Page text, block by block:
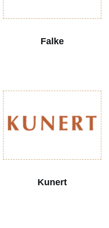
Falke
Kunert